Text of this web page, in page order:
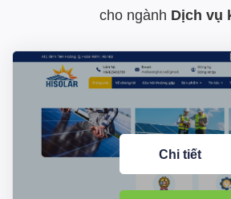
cho ngành Dịch vụ
Chi tiết